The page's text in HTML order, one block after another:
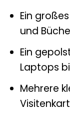
Ein
und
Ein
Laptops
Mehrere